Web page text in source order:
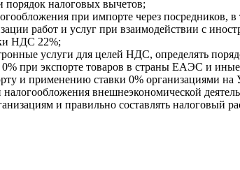
налоговых вычетов;
при импорте через посредников,
работ и услуг при взаимодействии с
НДС 22%;
услуги для целей НДС, определять
при экспорте товаров в страны ЕАЭС и иные
и применению ставки 0% организациями
внешнеэкономической
и правильно составлять налоговый